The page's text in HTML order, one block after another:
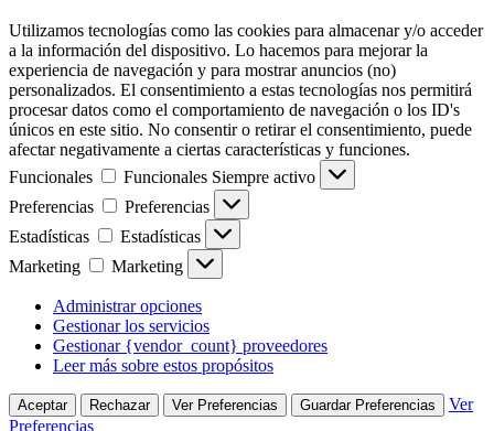
Utilizamos tecnologías como las cookies para almacenar y/o acceder
a la información del dispositivo. Lo hacemos para mejorar la
experiencia de navegación y para mostrar anuncios (no)
personalizados. El consentimiento a estas tecnologías nos permitirá
procesar datos como el comportamiento de navegación o los ID's
únicos en este sitio. No consentir o retirar el consentimiento, puede
afectar negativamente a ciertas características y funciones.
Funcionales
Funcionales Siempre activo
Preferencias
Preferencias
Estadísticas
Estadísticas
Marketing
Marketing
Administrar opciones
Gestionar los servicios
Gestionar {vendor_count} proveedores
Leer más sobre estos propósitos
Aceptar Rechazar Ver Preferencias Guardar Preferencias
Ver
Preferencias